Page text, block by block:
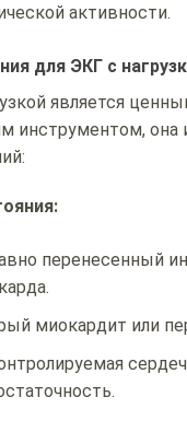
активности.
для ЭКГ с
является
инструментом, она
перенесенный
миокардит или